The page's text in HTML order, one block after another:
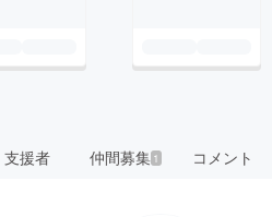
支援者 仲間募集 1 コメント